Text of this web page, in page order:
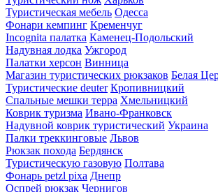
Туристическая мебель Одесса
Фонари кемпинг Кременчуг
Incognita палатка Каменец-Подольский
Надувная лодка Ужгород
Палатки херсон Винница
Магазин туристических рюкзаков Белая
Туристические deuter Кропивницкий
Спальные мешки терра Хмельницкий
Коврик туризма Ивано-Франковск
Надувной коврик туристический Украина
Палки треккинговые Львов
Рюкзак похода Бердянск
Туристическую газовую Полтава
Фонарь petzl pixa Днепр
Оспрей рюкзак Чернигов